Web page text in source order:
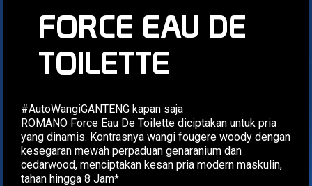
FORCE EAU DE
TOILETTE
#AutoWangiGANTENG kapan saja
ROMANO Force Eau De Toilette diciptakan untuk pria
yang dinamis. Kontrasnya wangi fougere woody dengan
kesegaran mewah perpaduan genaranium dan
cedarwood, menciptakan kesan pria modern maskulin,
tahan hingga 8 Jam*